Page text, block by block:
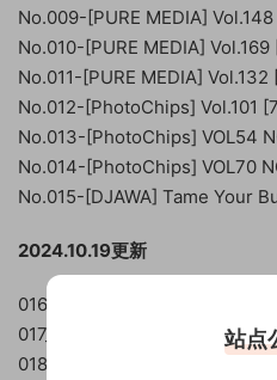
No.009-[PURE MEDIA]
No.010-[PURE MEDIA] Vol.169
No.011-[PURE MEDIA] Vol.132
No.012-[PhotoChips] Vol.101
No.013-[PhotoChips] VOL54
No.014-[PhotoChips] VOL70
No.015-[DJAWA] Tame Your
2024.10.19更新
016_Pure Media 205 Aram
017_PhotoChips Aram (아람)
018_PhotoChips Vol.95 Aram
站点